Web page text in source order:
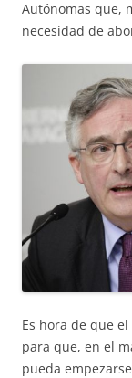
Autónomas que,
necesidad de
Es hora de que
para que, en el
pueda